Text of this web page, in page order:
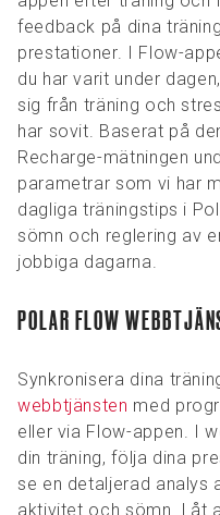
feedback på dina
prestationer. I Flow-
du har varit under
sig från träning och
har sovit. Baserat på
Recharge-mätningen
parametrar som vi har
dagliga träningstips i
sömn och reglering av
jobbiga dagarna.
POLAR FLOW
Synkronisera dina
webbtjänsten med
eller via Flow-appen. I
din träning, följa dina
se en detaljerad analys
aktivitet och sömn. Låt